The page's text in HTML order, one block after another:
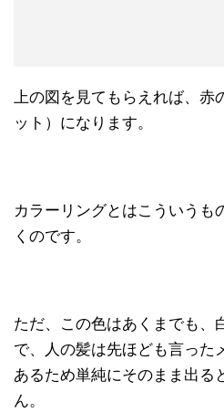
上の図を見てもらえれば、赤
ット）になります。
カラーリングとはこういうも
くのです。
ただ、この色はあくまでも、
で、人の髪は先ほども言った
あるため単純にそのまま出る
ん。